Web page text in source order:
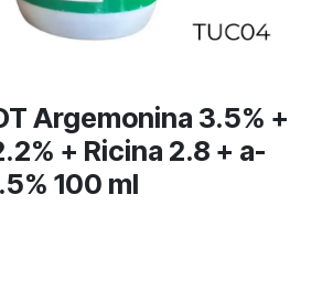
Argemonina 3.5% +
+ Ricina 2.8 + a-
100 ml